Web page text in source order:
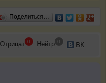
Поделиться…
Отрицат 0 Нейтр 0 ВК